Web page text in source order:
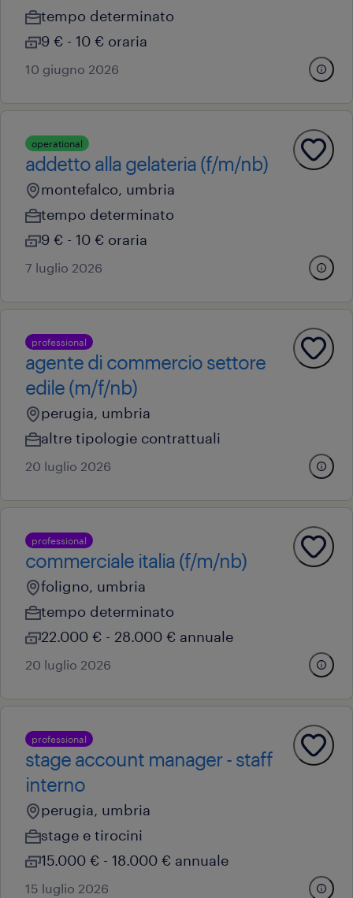
tempo determinato
9 € - 10 € oraria
10 giugno 2026
operational
addetto alla gelateria (f/m/nb)
montefalco, umbria
tempo determinato
9 € - 10 € oraria
7 luglio 2026
professional
agente di commercio settore
edile (m/f/nb)
perugia, umbria
altre tipologie contrattuali
20 luglio 2026
professional
commerciale italia (f/m/nb)
foligno, umbria
tempo determinato
22.000 € - 28.000 € annuale
20 luglio 2026
professional
stage account manager - staff
interno
perugia, umbria
stage e tirocini
15.000 € - 18.000 € annuale
15 luglio 2026